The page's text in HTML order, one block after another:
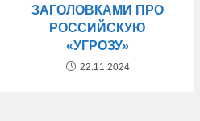
ЗАГОЛОВКАМИ ПРО
РОССИЙСКУЮ
«УГРОЗУ»
22.11.2024